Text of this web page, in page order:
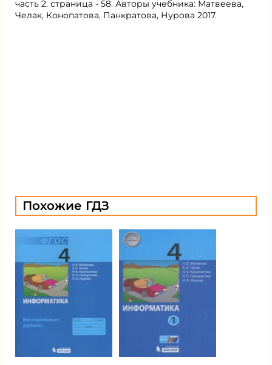
часть 2. страница - 58. Авторы учебника: Матвеева,
Челак, Конопатова, Панкратова, Нурова 2017.
Похожие ГДЗ